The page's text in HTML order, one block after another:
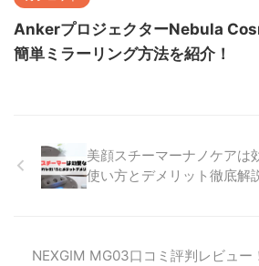
AnkerプロジェクターNebula
簡単ミラーリング方法を紹介！
美顔スチーマーナノケアは
使い方とデメリット徹底解
NEXGIM MG03口コミ評判レビュー